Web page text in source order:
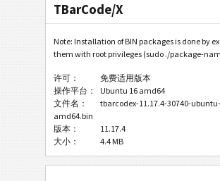
TBarCode/X
Note: Installation of BIN packages is done by
them with root privileges (sudo ./package-
许可：
免费适用版本
操作平台：
Ubuntu 16 amd64
文件名：
tbarcodex-11.17.4-30740-
amd64.bin
版本：
11.17.4
大小：
4.4 MB